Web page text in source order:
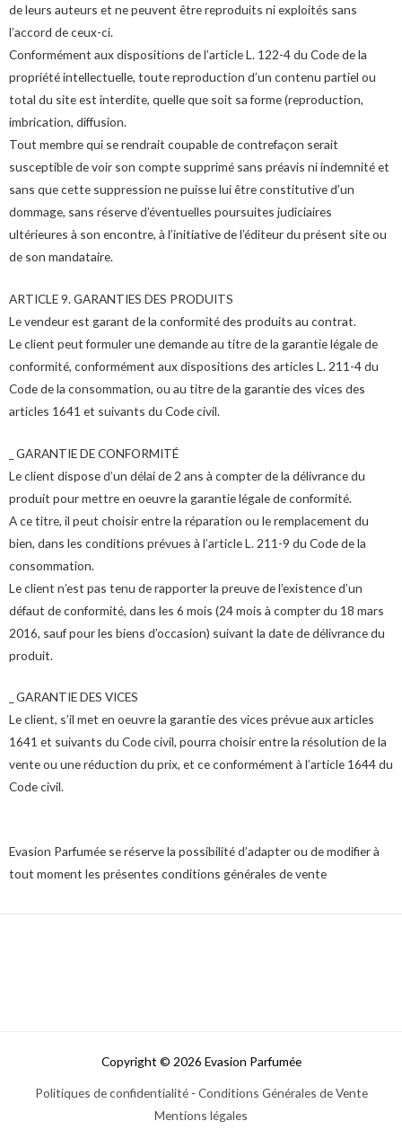
de leurs auteurs et ne peuvent être reproduits ni exploités sans
l’accord de ceux-ci.
Conformément aux dispositions de l’article L. 122-4 du Code de la
propriété intellectuelle, toute reproduction d’un contenu partiel ou
total du site est interdite, quelle que soit sa forme (reproduction,
imbrication, diffusion.
Tout membre qui se rendrait coupable de contrefaçon serait
susceptible de voir son compte supprimé sans préavis ni indemnité et
sans que cette suppression ne puisse lui être constitutive d’un
dommage, sans réserve d’éventuelles poursuites judiciaires
ultérieures à son encontre, à l’initiative de l’éditeur du présent site ou
de son mandataire.
ARTICLE 9. GARANTIES DES PRODUITS
Le vendeur est garant de la conformité des produits au contrat.
Le client peut formuler une demande au titre de la garantie légale de
conformité, conformément aux dispositions des articles L. 211-4 du
Code de la consommation, ou au titre de la garantie des vices des
articles 1641 et suivants du Code civil.
_ GARANTIE DE CONFORMITÉ
Le client dispose d’un délai de 2 ans à compter de la délivrance du
produit pour mettre en oeuvre la garantie légale de conformité.
A ce titre, il peut choisir entre la réparation ou le remplacement du
bien, dans les conditions prévues à l’article L. 211-9 du Code de la
consommation.
Le client n’est pas tenu de rapporter la preuve de l’existence d’un
défaut de conformité, dans les 6 mois (24 mois à compter du 18 mars
2016, sauf pour les biens d’occasion) suivant la date de délivrance du
produit.
_ GARANTIE DES VICES
Le client, s’il met en oeuvre la garantie des vices prévue aux articles
1641 et suivants du Code civil, pourra choisir entre la résolution de la
vente ou une réduction du prix, et ce conformément à l’article 1644 du
Code civil.
Evasion Parfumée se réserve la possibilité d’adapter ou de modifier à
tout moment les présentes conditions générales de vente
Copyright © 2026 Evasion Parfumée
Politiques de confidentialité- Conditions Générales de Vente
Mentions légales